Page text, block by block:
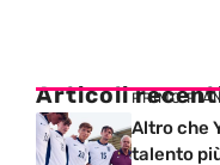
Articoli PRIMO
Altro che
talento